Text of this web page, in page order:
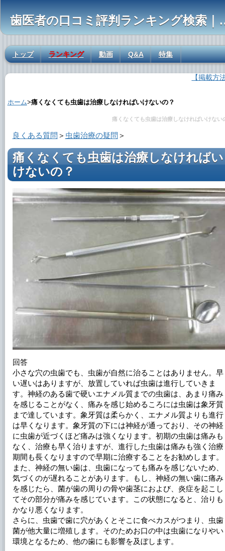
歯医者の口コ
トップ ランキング 動画 Q&A 特集
【掲載方
ホーム>痛くなくても虫歯は治療しなければいけないの？
痛くなくても虫歯は治療しなければいけない
良くある質問 ＞ 虫歯治療の疑問 ＞
痛くなくても虫歯は治療しなければい
けないの？
回答
小さな穴の虫歯でも、虫歯が自然に治ることはありません。早
い遅いはありますが、放置していれば虫歯は進行していきま
す。神経のある歯で硬いエナメル質までの虫歯は、あまり痛み
を感じることがなく、痛みを感じ始めるころには虫歯は象牙質
まで達しています。象牙質は柔らかく、エナメル質よりも進行
は早くなります。象牙質の下には神経が通っており、その神経
に虫歯が近づくほど痛みは強くなります。初期の虫歯は痛みも
なく、治療も早く治りますが、進行した虫歯は痛みも強く治療
期間も長くなりますので早期に治療することをお勧めします。
また、神経の無い歯は、虫歯になっても痛みを感じないため、
気づくのが遅れることがあります。もし、神経の無い歯に痛み
を感じたら、菌が歯の周りの骨や歯茎におよび、炎症を起こし
てその部分が痛みを感じています。この状態になると、治りも
かなり悪くなります。
さらに、虫歯で歯に穴があくとそこに食べカスがつまり、虫歯
菌が他大量に増殖します。そのためお口の中は虫歯になりやい
環境となるため、他の歯にも影響を及ぼします。